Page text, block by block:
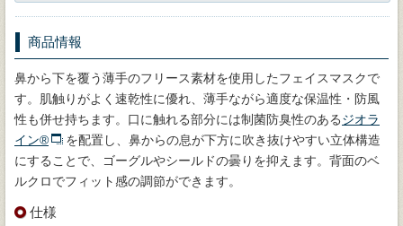
商品情報
鼻から下を覆う薄手のフリース素材を使用したフェイスマスクで
す。肌触りがよく速乾性に優れ、薄手ながら適度な保温性・防風
性も併せ持ちます。口に触れる部分には制菌防臭性のあるジオラ
イン®
を配置し、鼻からの息が下方に吹き抜けやすい立体構造
にすることで、ゴーグルやシールドの曇りを抑えます。背面のベ
ルクロでフィット感の調節ができます。
仕様